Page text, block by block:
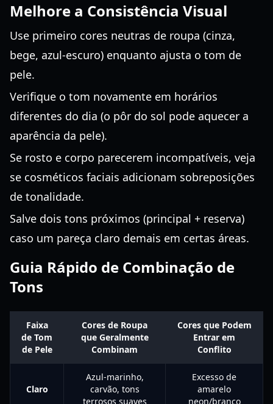
Melhore a Consistência Visual
Use primeiro cores neutras de roupa (cinza,
bege, azul-escuro) enquanto ajusta o tom de
pele.
Verifique o tom novamente em horários
diferentes do dia (o pôr do sol pode aquecer a
aparência da pele).
Se rosto e corpo parecerem incompatíveis, veja
se cosméticos faciais adicionam sobreposições
de tonalidade.
Salve dois tons próximos (principal + reserva)
caso um pareça claro demais em certas áreas.
Guia Rápido de Combinação de
Tons
Faixa
de Tom
de Pele
Cores de Roupa
que Geralmente
Combinam
Cores que Podem
Entrar em
Conflito
Claro
Azul-marinho,
carvão, tons
terrosos suaves
Excesso de
amarelo
neon/branco